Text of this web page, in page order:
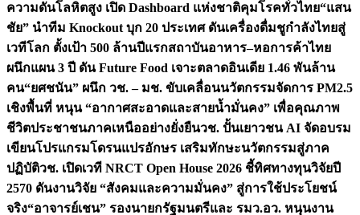
ความดันโลหิตสูง เปิด Dashboard แห่งชาติคุมโรคทั่วไทย“แสน
ชัย” นำทีม Knockout บุก 20 ประเทศ ดันเครื่องดื่มชูกำลังไทยสู่
เวทีโลก ตั้งเป้า 500 ล้านปีแรกสถาบันอาหาร–หอการค้าไทย
ผนึกแผน 3 ปี ดัน Future Food เจาะตลาดอินเดีย 1.46 พันล้าน
คน“ยศชนัน” ผนึก วช. – มช. ขับเคลื่อนนวัตกรรมจัดการ PM2.5
เชิงพื้นที่ หนุน “อากาศสะอาดและสายน้ำมั่นคง” เพื่อคุณภาพ
ชีวิตประชาชนภาคเหนืออย่างยั่งยืนวช. ปั้นเยาวชน AI จัดอบรม
เขียนโปรแกรมโดรนแปรอักษร เสริมทักษะนวัตกรรมสู่ภาค
ปฏิบัติวช. เปิดเวที NRCT Open House 2026 ชี้ทิศทางทุนวิจัยปี
2570 ดันงานวิจัย “สังคมและความมั่นคง” สู่การใช้ประโยชน์
จริง“อาจารย์เชน” รองนายกรัฐมนตรีและ รมว.อว. หนุนงาน